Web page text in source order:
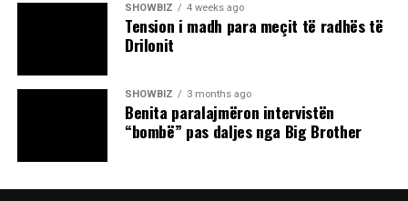
SHOWBIZ 4 weeks ago
Tension i madh para meçit të radhës të
Drilonit
SHOWBIZ 3 months ago
Benita paralajmëron intervistën
“bombë” pas daljes nga Big Brother